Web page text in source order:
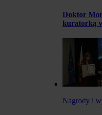
Doktor
kuratorką
Nagrody i